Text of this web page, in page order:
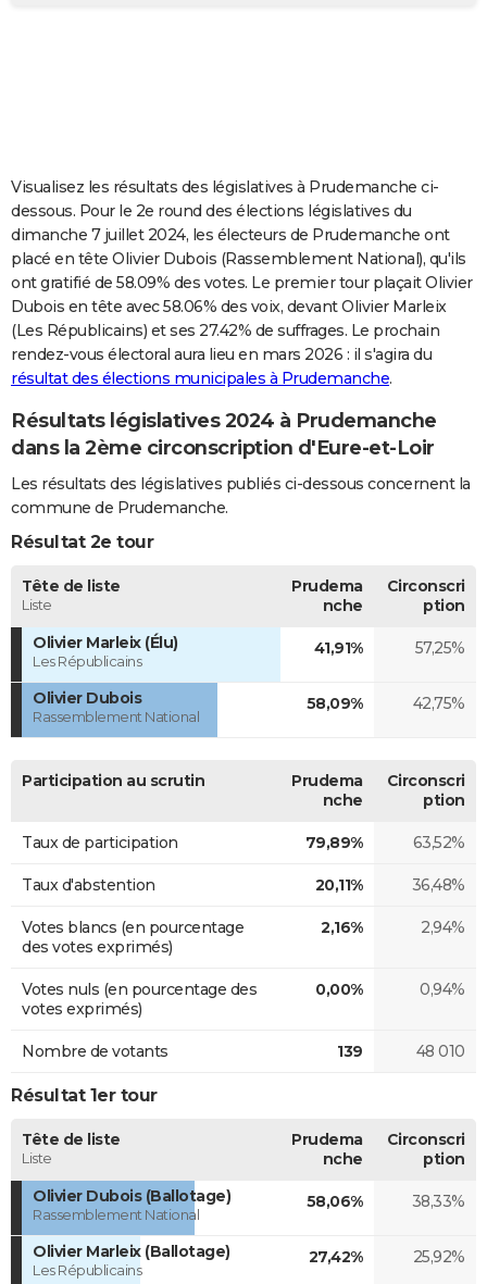
Carte de Noël
Carte Bonne année
Carte Saint-Valentin
Carte Pâques
Carte d'anniversaire
DICTIONNAIRE
Dictionnaire
Biographies
Citations
Expressions
Proverbes
PROGRAMME TV
COPAINS D'AVANT
S'inscrire
Se connecter
Lycées
Collèges
Primaires
Universités
Entreprises
Service militaire
Avis de recherche
AVIS DE DÉCÈS
FORUM
Bricolage
Lifestyle
Culture
Sport
Auto
Television
Voyage
Cinema
Visualisez les résultats des législatives à Prudemanche ci-
dessous. Pour le 2e round des élections législatives du
dimanche 7 juillet 2024, les électeurs de Prudemanche ont
placé en tête Olivier Dubois (Rassemblement National), qu'ils
ont gratifié de 58.09% des votes. Le premier tour plaçait Olivier
Dubois en tête avec 58.06% des voix, devant Olivier Marleix
(Les Républicains) et ses 27.42% de suffrages. Le prochain
rendez-vous électoral aura lieu en mars 2026 : il s'agira du
résultat des élections municipales à Prudemanche.
Résultats législatives 2024 à Prudemanche
dans la 2ème circonscription d'Eure-et-Loir
Les résultats des législatives publiés ci-dessous concernent la
commune de Prudemanche.
Résultat 2e tour
Tête de liste
Liste
Prudema
nche
Circonscri
ption
Olivier Marleix (Élu)
Les Républicains
41,91% 57,25%
Olivier Dubois
Rassemblement National
58,09% 42,75%
Participation au scrutin
Prudema
nche
Circonscri
ption
Taux de participation 79,89% 63,52%
Taux d'abstention 20,11% 36,48%
Votes blancs (en pourcentage
des votes exprimés)
2,16% 2,94%
Votes nuls (en pourcentage des
votes exprimés)
0,00% 0,94%
Nombre de votants 139 48 010
Résultat 1er tour
Tête de liste
Liste
Prudema
nche
Circonscri
ption
Olivier Dubois (Ballotage)
Rassemblement National
58,06% 38,33%
Olivier Marleix (Ballotage)
Les Républicains
27,42% 25,92%